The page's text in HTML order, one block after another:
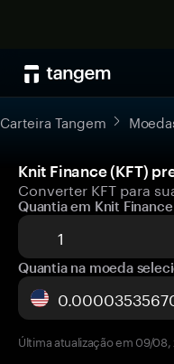
Carteira Tangem
Knit Finance (KFT)
Converter KFT para
Quantia em Knit Finance
Quantia na moeda
Última atualização em 09/